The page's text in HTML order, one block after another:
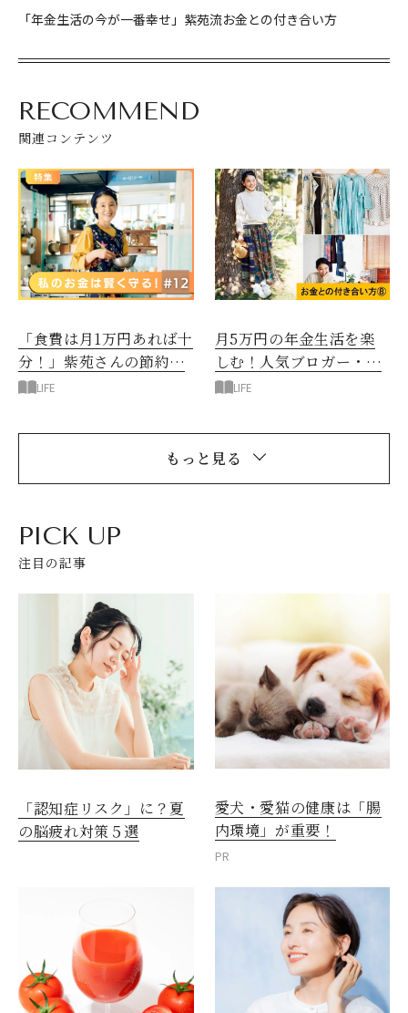
「年金生活の今が一番幸せ」紫苑流お金との付き合い方
RECOMMEND
関連コンテンツ
「食費は月1万円あれば十
分！」紫苑さんの節約レ
シピ
LIFE
月5万円の年金生活を楽
しむ！人気ブロガー・紫
苑さん
LIFE
もっと見る
PICK UP
注目の記事
「認知症リスク」に？夏
の脳疲れ対策５選
愛犬・愛猫の健康は「腸
内環境」が重要！
PR